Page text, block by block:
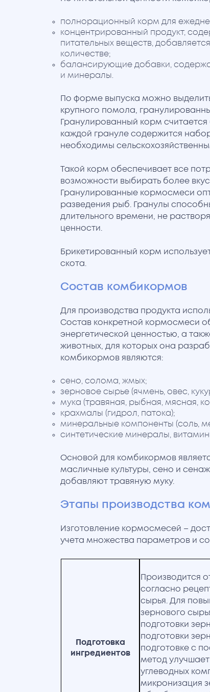
полнорационный корм для
концентрированный продукт,
питательных веществ,
количестве;
балансирующие добавки,
и минералы.
По форме выпуска можно
крупного помола,
Гранулированный корм
каждой грануле содержится
необходимы
Такой корм обеспечивает все
возможности выбирать более
Гранулированные кормосмеси
разведения рыб. Гранулы
длительного времени, не
ценности.
Брикетированный корм
скота.
Состав комбикормов
Для производства продукта
Состав конкретной кормосмеси
энергетической ценностью, а
животных, для которых она
комбикормов являются:
сено, солома, жмых;
зерновое сырье (ячмень, овес,
мука (травяная, рыбная, мясная,
крахмалы (гидрол, патока);
минеральные компоненты (соль,
синтетические минералы,
Основой для комбикормов
масличные культуры, сено и
добавляют травяную муку.
Этапы производства
Изготовление кормосмесей –
учета множества параметров и
Подготовка
ингредиентов
Производится
согласно
сырья. Для
зернового
подготовки
подготовки
подготовке с
метод
углеводных
микронизация